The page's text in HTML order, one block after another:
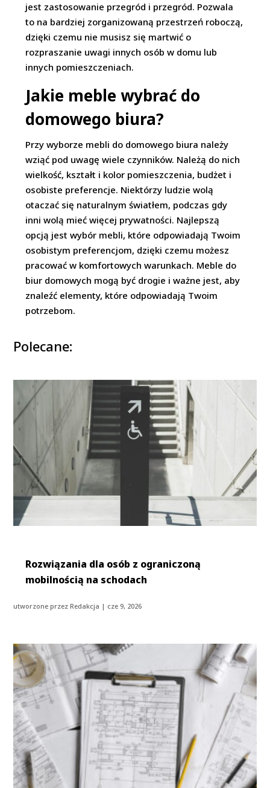
jest zastosowanie przegród i przegród. Pozwala
to na bardziej zorganizowaną przestrzeń roboczą,
dzięki czemu nie musisz się martwić o
rozpraszanie uwagi innych osób w domu lub
innych pomieszczeniach.
Jakie meble wybrać do
domowego biura?
Przy wyborze mebli do domowego biura należy
wziąć pod uwagę wiele czynników. Należą do nich
wielkość, kształt i kolor pomieszczenia, budżet i
osobiste preferencje. Niektórzy ludzie wolą
otaczać się naturalnym światłem, podczas gdy
inni wolą mieć więcej prywatności. Najlepszą
opcją jest wybór mebli, które odpowiadają Twoim
osobistym preferencjom, dzięki czemu możesz
pracować w komfortowych warunkach. Meble do
biur domowych mogą być drogie i ważne jest, aby
znaleźć elementy, które odpowiadają Twoim
potrzebom.
Polecane:
Rozwiązania dla osób z ograniczoną
mobilnością na schodach
utworzone przezRedakcja | cze 9, 2026